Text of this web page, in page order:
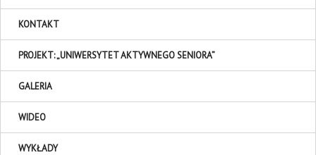
KONTAKT
PROJEKT: „UNIWERSYTET AKTYWNEGO SENIORA”
GALERIA
WIDEO
WYKŁADY